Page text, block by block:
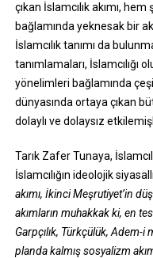
çıkan İslamcılık akımı,
bağlamında yeknesak bir
İslamcılık tanımı da
tanımlamaları, İslamcılığı
yönelimleri bağlamında
dünyasında ortaya çıkan
dolaylı ve dolaysız
Tarık Zafer Tunaya,
İslamcılığın ideolojik
akımı, İkinci Meşrutiyet’in
akımların muhakkak ki, en
Garpçılık, Türkçülük, Adem-
planda kalmış sosyalizm